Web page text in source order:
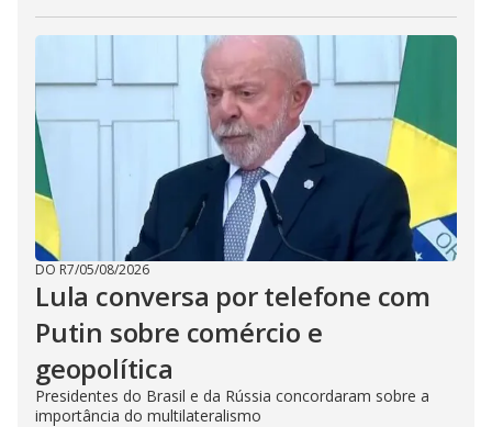
DO R7/05/08/2026
Lula conversa por telefone com
Putin sobre comércio e
geopolítica
Presidentes do Brasil e da Rússia concordaram sobre a
importância do multilateralismo